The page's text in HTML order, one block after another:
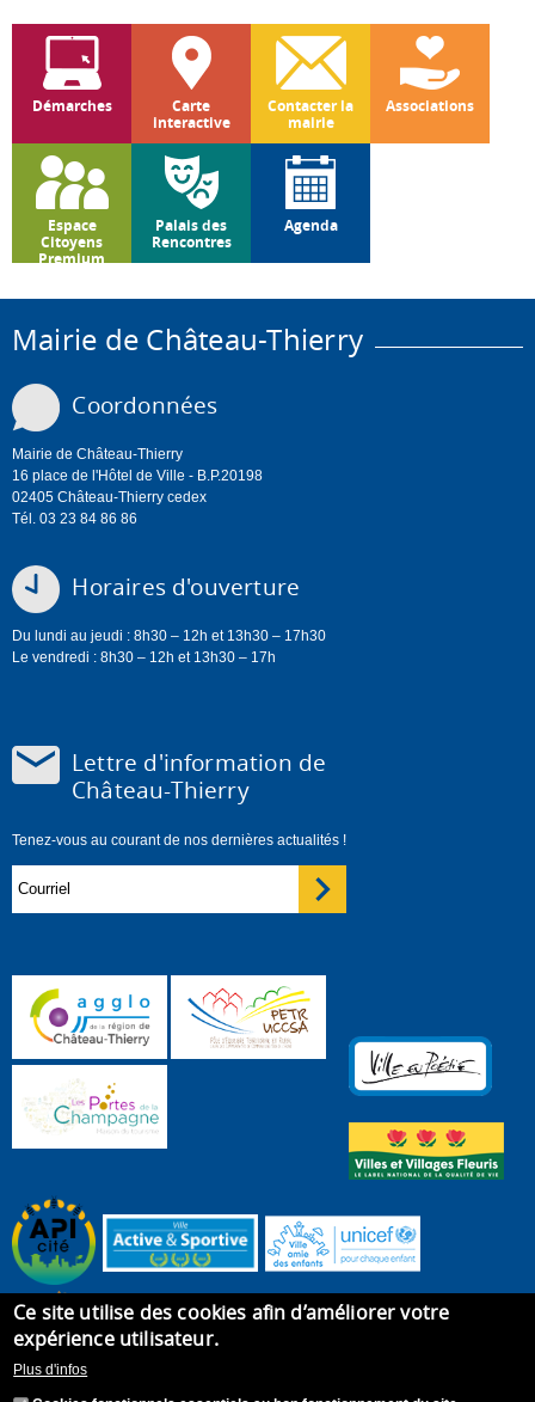
Démarches
Carte
interactive
Contacter la
mairie
Associations
Espace
Citoyens
Premium
Palais des
Rencontres
Agenda
Mairie de Château-Thierry
Coordonnées
Mairie de Château-Thierry
16 place de l'Hôtel de Ville - B.P.20198
02405 Château-Thierry cedex
Tél. 03 23 84 86 86
Horaires d'ouverture
Du lundi au jeudi : 8h30 – 12h et 13h30 – 17h30
Le vendredi : 8h30 – 12h et 13h30 – 17h
Lettre d'information de
Château-Thierry
Tenez-vous au courant de nos dernières actualités !
Ce site utilise des cookies afin d’améliorer votre
expérience utilisateur.
Plus d'infos